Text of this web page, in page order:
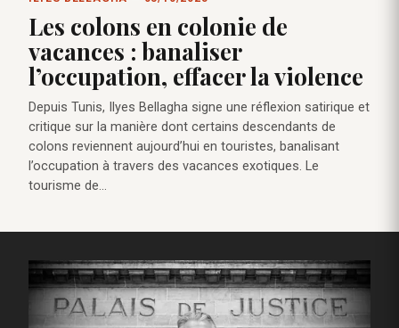
Les colons en colonie de
vacances : banaliser
l’occupation, effacer la violence
Depuis Tunis, Ilyes Bellagha signe une réflexion satirique et
critique sur la manière dont certains descendants de
colons reviennent aujourd’hui en touristes, banalisant
l’occupation à travers des vacances exotiques. Le
tourisme de…